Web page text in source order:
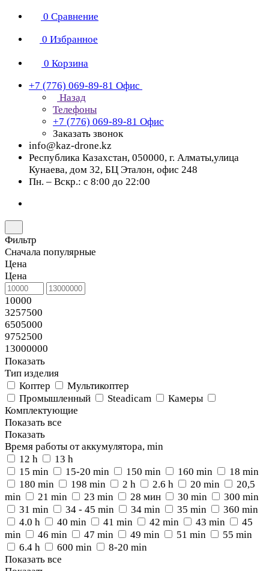
0 Сравнение
0 Избранное
0 Корзина
+7 (776) 069-89-81 Офис
Назад
Телефоны
+7 (776) 069-89-81 Офис
Заказать звонок
info@kaz-drone.kz
Республика Казахстан, 050000, г. Алматы,улица
Кунаева, дом 32, БЦ Эталон, офис 248
Пн. – Вскр.: с 8:00 до 22:00
Фильтр
Сначала популярные
Цена
Цена
10000
3257500
6505000
9752500
13000000
Показать
Тип изделия
Коптер
Мультикоптер
Промышленный
Steadicam
Камеры
Комплектующие
Показать все
Показать
Время работы от аккумулятора, min
12 h
13 h
15 min
15-20 min 150 min 160 min
18 min
180 min
198 min 2 h 2.6 h 20 min
20,5
min
21 min 23 min 28 мин 30 min
300 min
31 min
34 - 45 min 34 min 35 min
360 min
4.0 h
40 min 41 min 42 min 43 min
45
min
46 min 47 min 49 min 51 min
55 min
6.4 h
600 min
8-20 min
Показать все